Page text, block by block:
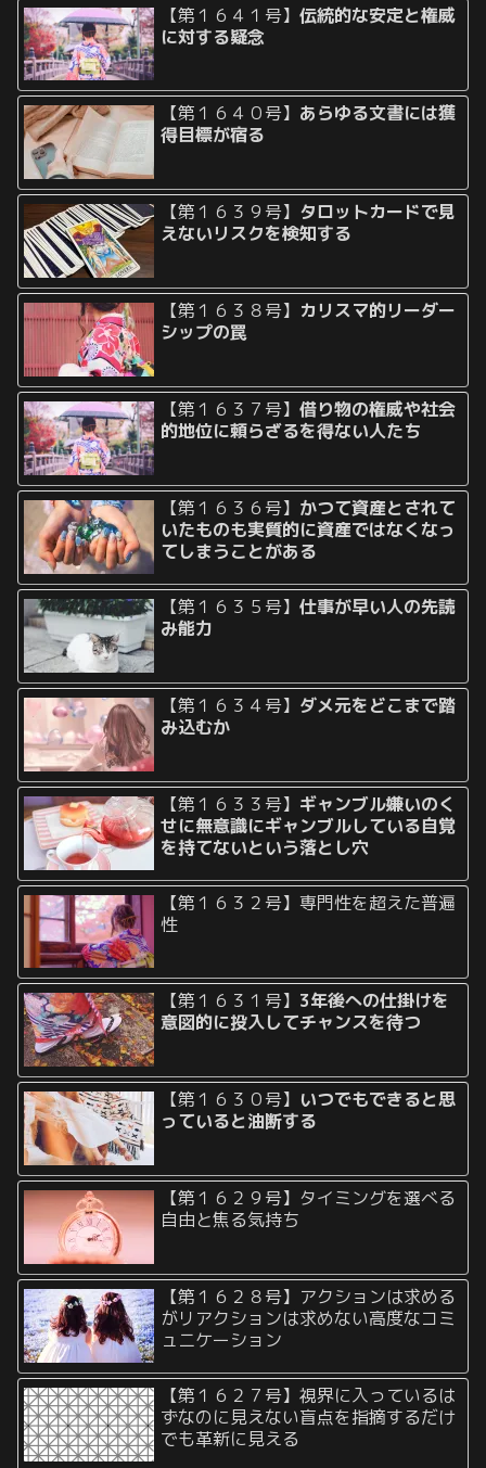
【第１６４１号】伝統的な安定と権威
に対する疑念
【第１６４０号】 あらゆる文書には獲
得目標が宿る
【第１６３９号】 タロットカードで見
えないリスクを検知する
【第１６３８号】 カリスマ的リーダー
シップの罠
【第１６３７号】借り物の権威や社会
的地位に頼らざるを得ない人たち
【第１６３６号】 かつて資産とされて
いたものも実質的に資産ではなくなっ
てしまうことがある
【第１６３５号】仕事が早い人の先読
み能力
【第１６３４号】 ダメ元をどこまで踏
み込むか
【第１６３３号】 ギャンブル嫌いのく
せに無意識にギャンブルしている自覚
を持てないという落とし穴
【第１６３２号】専門性を超えた普遍
性
【第１６３１号】 3年後への仕掛けを
意図的に投入してチャンスを待つ
【第１６３０号】 いつでもできると思
っていると油断する
【第１６２９号】タイミングを選べる
自由と焦る気持ち
【第１６２８号】アクションは求める
がリアクションは求めない高度なコミ
ュニケーション
【第１６２７号】視界に入っているは
ずなのに見えない盲点を指摘するだけ
でも革新に見える